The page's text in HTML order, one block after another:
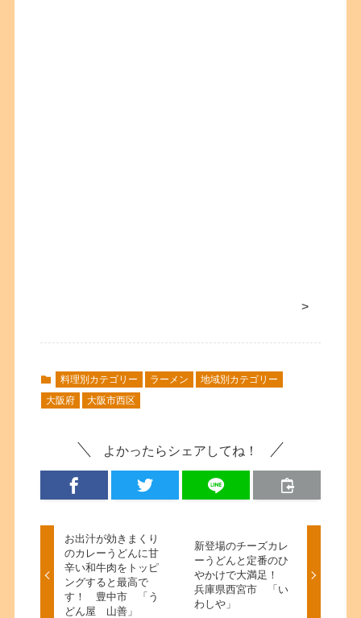
>
料理別カテゴリー ラーメン
地域別カテゴリー
大阪府
大阪市西区
よかったらシェアしてね！
お出汁が効きまくり
のカレーうどんに甘
辛い和牛肉をトッピ
ングすると最高で
す！ 豊中市 「う
どん屋 山善」
新登場のチーズカレ
ーうどんと定番のひ
やかけで大満足！
兵庫県西宮市 「い
わしや」